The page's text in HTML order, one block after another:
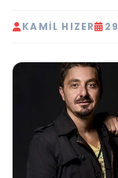
KAMIL HIZER